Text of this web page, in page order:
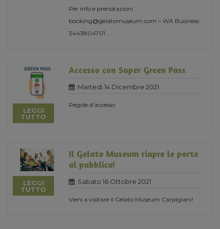
Per info e prenotazioni
booking@gelatomuseum.com – WA Business
3443804701
LEGGI
TUTTO
Accesso con Super Green Pass
Martedi 14 Dicembre 2021
Regole d'accesso
LEGGI
TUTTO
Il Gelato Museum riapre le porte
al pubblico!
Sabato 16 Ottobre 2021
Vieni a visitare il Gelato Museum Carpigiani!